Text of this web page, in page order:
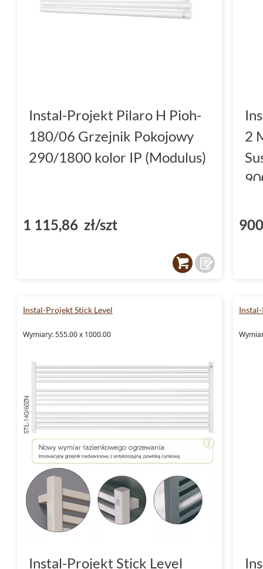
Instal-Projekt Pilaro H Pioh-
180/06 Grzejnik Pokojowy
290/1800 kolor IP (Modulus)
1 115,86 zł/szt
2
Instal-Projekt Stick Level
Wymiary: 555.00 x 1000.00
Instal-Projekt Stick Level